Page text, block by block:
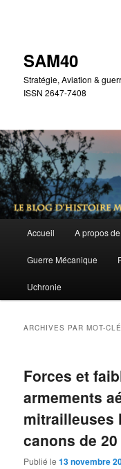
SAM40
Stratégie, Aviation &
ISSN 2647-7408
principal
Accueil A propos
Guerre Mécanique
Uchronie
ARCHIVES PAR MOT-
Forces et
armements
mitrailleuses
canons de
Publié le13 novembre